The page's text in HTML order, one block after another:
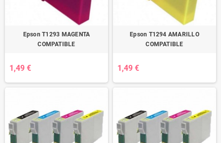
Epson T1293 MAGENTA
COMPATIBLE
1,49 €
Epson T1294 AMARILLO
COMPATIBLE
1,49 €